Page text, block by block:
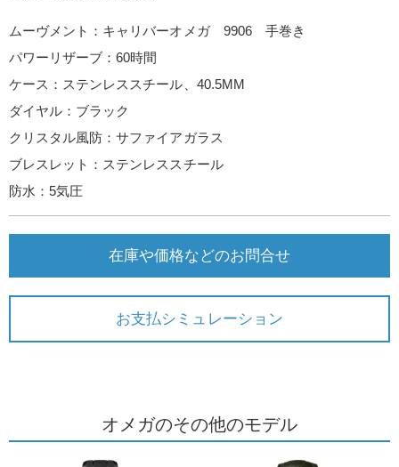
ムーヴメント：キャリバーオメガ 9906 手巻き
パワーリザーブ：60時間
ケース：ステンレススチール、40.5MM
ダイヤル：ブラック
クリスタル風防：サファイアガラス
ブレスレット：ステンレススチール
防水：5気圧
在庫や価格などのお問合せ
お支払シミュレーション
オメガのその他のモデル